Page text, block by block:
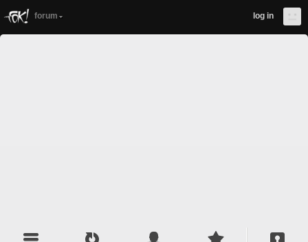
forum log in